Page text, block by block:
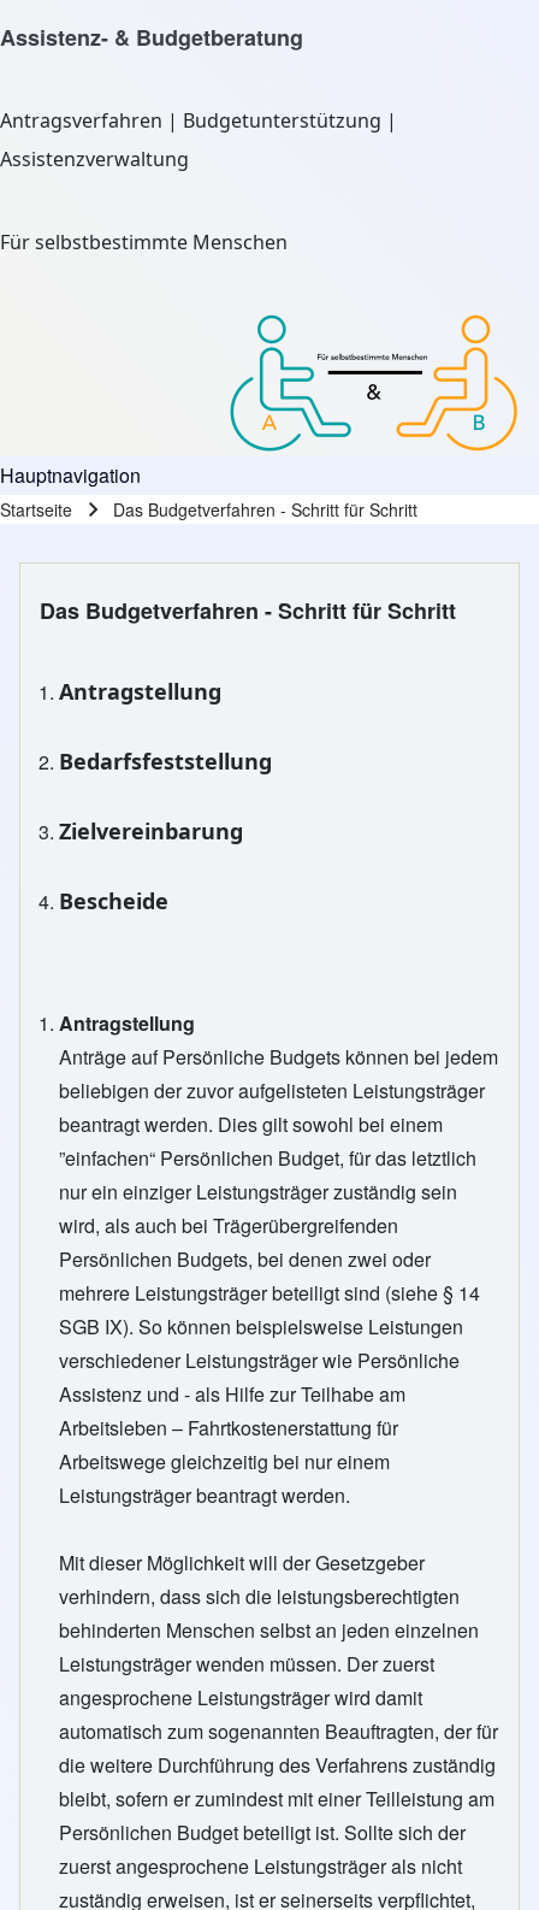
Assistenz- & Budgetberatung
Antragsverfahren | Budgetunterstützung |
Assistenzverwaltung
Für selbstbestimmte Menschen
Hauptnavigation
Startseite Das Budgetverfahren - Schritt für Schritt
Das Budgetverfahren - Schritt für Schritt
Antragstellung
Bedarfsfeststellung
Zielvereinbarung
Bescheide
Antragstellung
Anträge auf Persönliche Budgets können bei jedem
beliebigen der zuvor aufgelisteten Leistungsträger
beantragt werden. Dies gilt sowohl bei einem
”einfachen“ Persönlichen Budget, für das letztlich
nur ein einziger Leistungsträger zuständig sein
wird, als auch bei Trägerübergreifenden
Persönlichen Budgets, bei denen zwei oder
mehrere Leistungsträger beteiligt sind (siehe § 14
SGB IX). So können beispielsweise Leistungen
verschiedener Leistungsträger wie Persönliche
Assistenz und - als Hilfe zur Teilhabe am
Arbeitsleben – Fahrtkostenerstattung für
Arbeitswege gleichzeitig bei nur einem
Leistungsträger beantragt werden.
Mit dieser Möglichkeit will der Gesetzgeber
verhindern, dass sich die leistungsberechtigten
behinderten Menschen selbst an jeden einzelnen
Leistungsträger wenden müssen. Der zuerst
angesprochene Leistungsträger wird damit
automatisch zum sogenannten Beauftragten, der für
die weitere Durchführung des Verfahrens zuständig
bleibt, sofern er zumindest mit einer Teilleistung am
Persönlichen Budget beteiligt ist. Sollte sich der
zuerst angesprochene Leistungsträger als nicht
zuständig erweisen, ist er seinerseits verpflichtet,